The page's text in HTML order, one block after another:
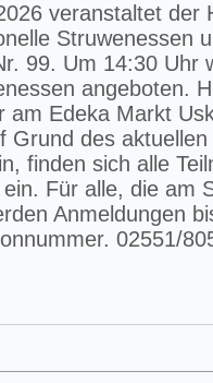
veranstaltet der
Struwenessen
99. Um 14:30 Uhr
angeboten.
am Edeka Markt
Grund des
finden sich alle
Für alle, die am
Anmeldungen
02551/